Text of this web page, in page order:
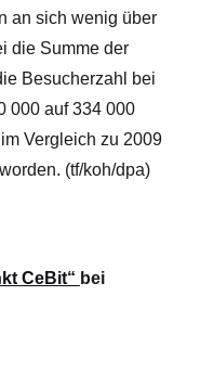
an sich wenig über
die Summe der
Besucherzahl bei
000 auf 334 000
Vergleich zu 2009
(tf/koh/dpa)
CeBit“ bei